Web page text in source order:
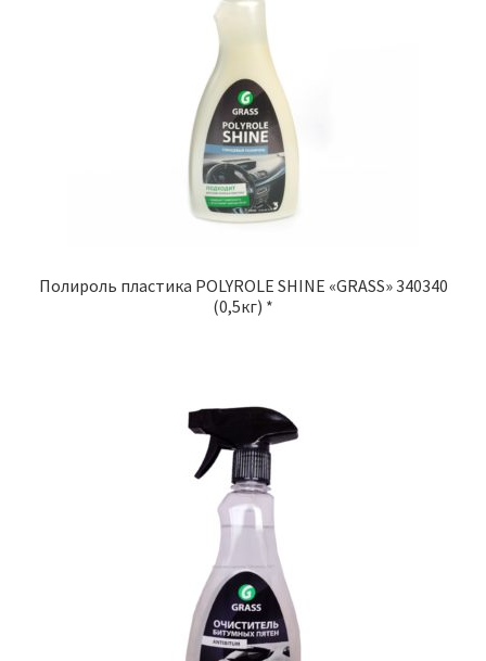
Полироль пластика POLYROLE SHINE «GRASS» 340340
(0,5кг) *